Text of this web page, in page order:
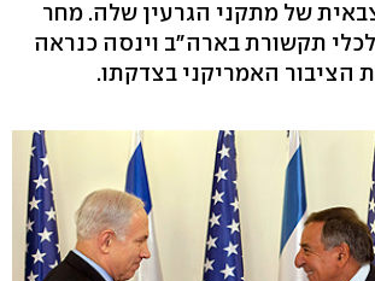
של מתקני הגרעין שלה. מחר
לכלי תקשורת בארה"ב וינסה כנראה
הציבור האמריקני בצדקתו.